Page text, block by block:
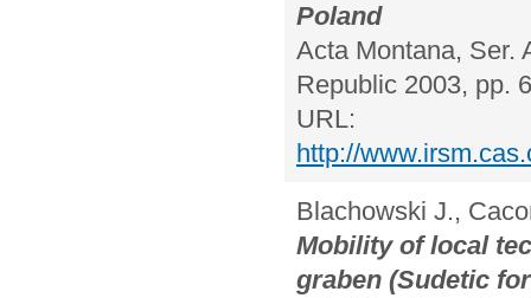
Poland
Acta Montana, Ser.
Republic 2003, pp.
URL:
http://
Blachowski J.,
Mobility of local
graben (Sudetic